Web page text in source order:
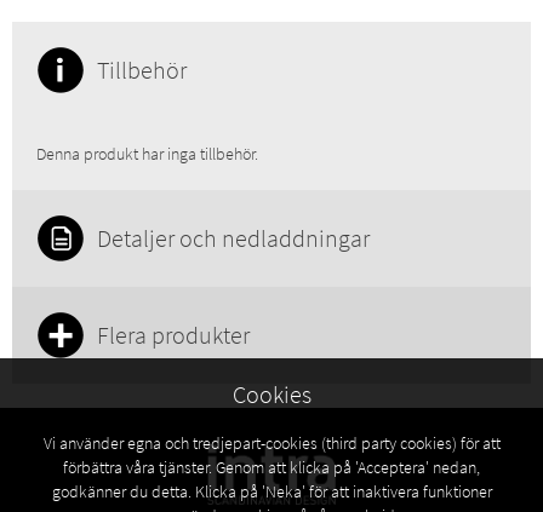
Tillbehör
Denna produkt har inga tillbehör.
Detaljer och nedladdningar
Flera produkter
Cookies
Vi använder egna och tredjepart-cookies (third party cookies) för att
förbättra våra tjänster. Genom att klicka på 'Acceptera' nedan,
godkänner du detta. Klicka på 'Neka' för att inaktivera funktioner